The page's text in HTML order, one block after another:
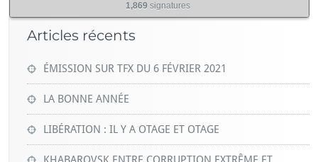
1,869 signatures
Articles récents
ÉMISSION SUR TFX DU 6 FÉVRIER 2021
LA BONNE ANNÉE
LIBÉRATION : IL Y A OTAGE ET OTAGE